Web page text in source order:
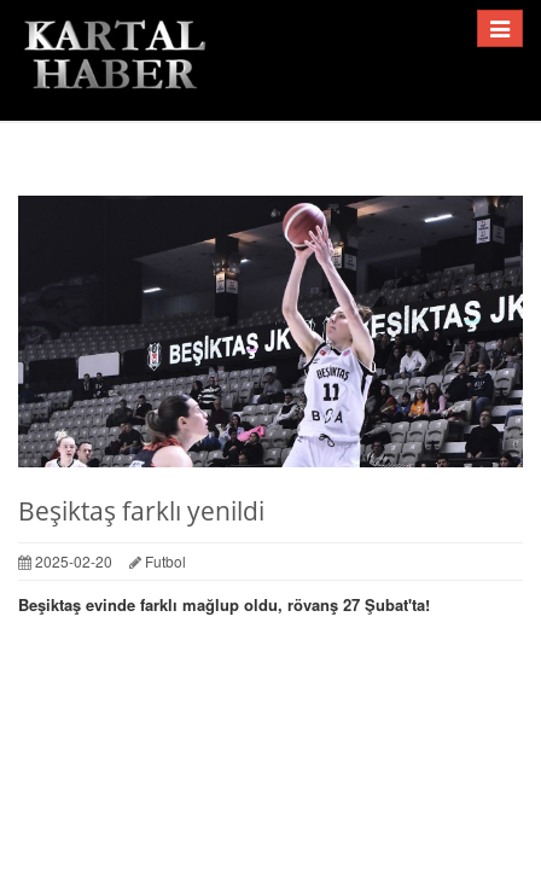
Toggle
Beşiktaş farklı yenildi
2025-02-20 Futbol
Beşiktaş evinde farklı mağlup oldu, rövanş 27 Şubat'ta!